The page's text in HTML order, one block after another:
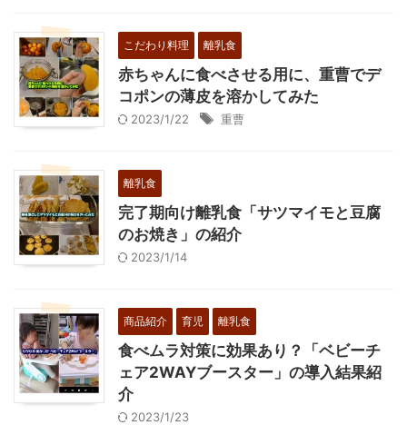
こだわり料理 離乳食
赤ちゃんに食べさせる用に、重曹でデ
コポンの薄皮を溶かしてみた
2023/1/22 重曹
離乳食
完了期向け離乳食「サツマイモと豆腐
のお焼き」の紹介
2023/1/14
商品紹介 育児 離乳食
食べムラ対策に効果あり？「ベビーチ
ェア2WAYブースター」の導入結果紹
介
2023/1/23